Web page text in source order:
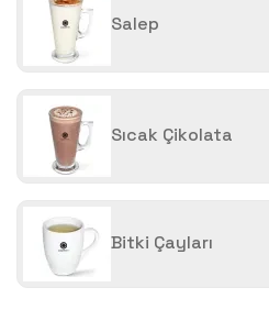
Salep
Sıcak Çikolata
Bitki Çayları